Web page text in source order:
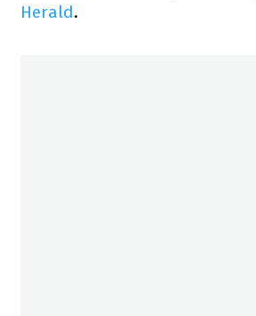
Herald.